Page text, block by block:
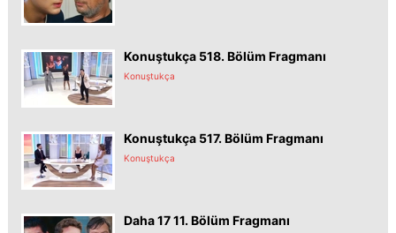
Konuştukça 518. Bölüm Fragmanı
Konuştukça
Konuştukça 517. Bölüm Fragmanı
Konuştukça
Daha 17 11. Bölüm Fragmanı